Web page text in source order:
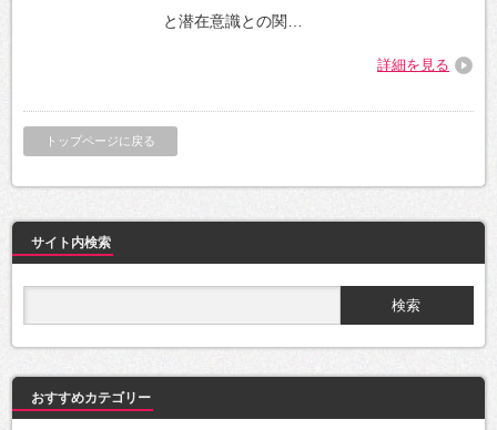
と潜在意識との関…
詳細を見る
トップページに戻る
サイト内検索
おすすめカテゴリー